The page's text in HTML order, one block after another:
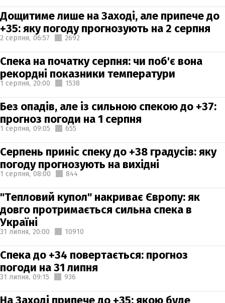
Дощитиме лише на Заході, але припече до
+35: яку погоду прогнозують на 2 серпня
2 серпня, 06:57 2692
Спека на початку серпня: чи поб'є вона
рекордні показники температури
1 серпня, 20:00 1538
Без опадів, але із сильною спекою до +37:
прогноз погоди на 1 серпня
1 серпня, 09:05 655
Серпень приніс спеку до +38 градусів: яку
погоду прогнозують на вихідні
1 серпня, 08:00 844
"Тепловий купол" накриває Європу: як
довго протримається сильна спека в
Україні
31 липня, 20:00 10910
Спека до +34 повертається: прогноз
погоди на 31 липня
31 липня, 09:15 936
На Заході припече до +35: якою буде